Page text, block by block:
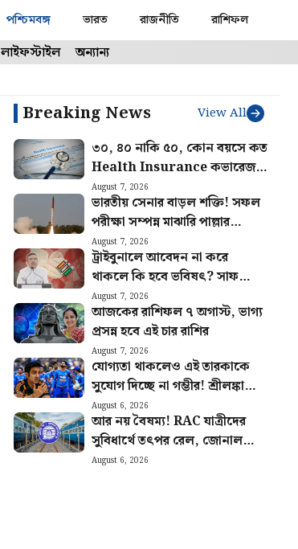
পশ্চিমবঙ্গ ভারত রাজনীতি রাশিফল
লাইফস্টাইল অন্যান্য
Breaking News View All
৩০, ৪০ নাকি ৫০, কোন বয়সে কত
Health Insurance কভারেজ
দরকার? জানালেন বিশেষজ্ঞরা
August 7, 2026
ভারতীয় সেনার বাড়ল শক্তি! সফল
পরীক্ষা সম্পন্ন মাঝারি পাল্লার
ব্যালিস্টিক মিসাইল অগ্নি ৪-এর
August 7, 2026
ট্রাইবুনালে আবেদন না করে
থাকলে কি হবে ভবিষৎ? সাফ
জানালেন মুখ্যমন্ত্রী শুভেন্দু
অধিকারী
August 7, 2026
আজকের রাশিফল ৭ অগাস্ট, ভাগ্য
প্রসন্ন হবে এই চার রাশির
August 7, 2026
যোগ্যতা থাকলেও এই তারকাকে
সুযোগ দিচ্ছে না গম্ভীর! শ্রীলঙ্কাতেই
ভারতের জার্সিতে শেষ ম্যাচ
খেলবেন এই ক্রিকেটার?
August 6, 2026
আর নয় বৈষম্য! RAC যাত্রীদের
সুবিধার্থে তৎপর রেল, জোনাল
রেলওয়ে পেল কড়া চিঠি
August 6, 2026